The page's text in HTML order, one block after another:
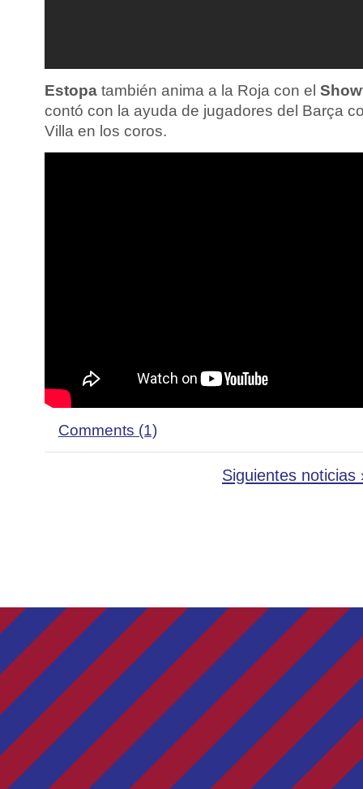
Estopa también anima a la Roja con el
contó con la ayuda de jugadores del Barça
Villa en los coros.
Comments (1)
Siguientes noticias